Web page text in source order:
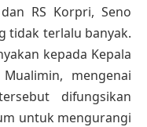
RS Korpri, Seno
tidak terlalu banyak.
kepada Kepala
mengenai
difungsikan
untuk mengurangi